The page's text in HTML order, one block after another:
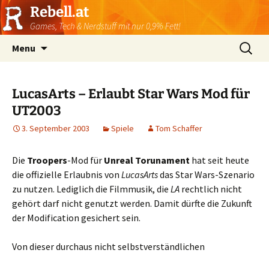
Rebell.at
Games, Tech & Nerdstuff mit nur 0,9% Fett!
Menu
Suchen
nach:
LucasArts – Erlaubt Star Wars Mod für
UT2003
3. September 2003 Spiele Tom Schaffer
Die Troopers-Mod für Unreal Torunament hat seit heute
die offizielle Erlaubnis von LucasArtsdas Star Wars-Szenario
zu nutzen. Lediglich die Filmmusik, die LA rechtlich nicht
gehört darf nicht genutzt werden. Damit dürfte die Zukunft
der Modification gesichert sein.
Von dieser durchaus nicht selbstverständlichen